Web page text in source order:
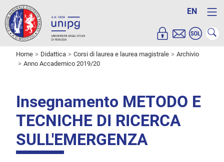
EN
Home Didattica Corsi di laurea e laurea magistrale
Archivio
Anno Accademico 2019/20
Insegnamento METODO E
TECNICHE DI RICERCA
SULL'EMERGENZA